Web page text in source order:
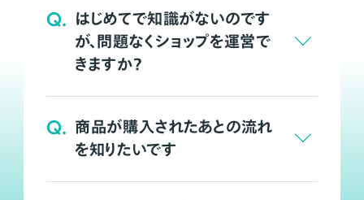
Q. はじめてで知識がないのです
が、問題なくショップを運営で
きますか？
Q. 商品が購入されたあとの流れ
を知りたいです